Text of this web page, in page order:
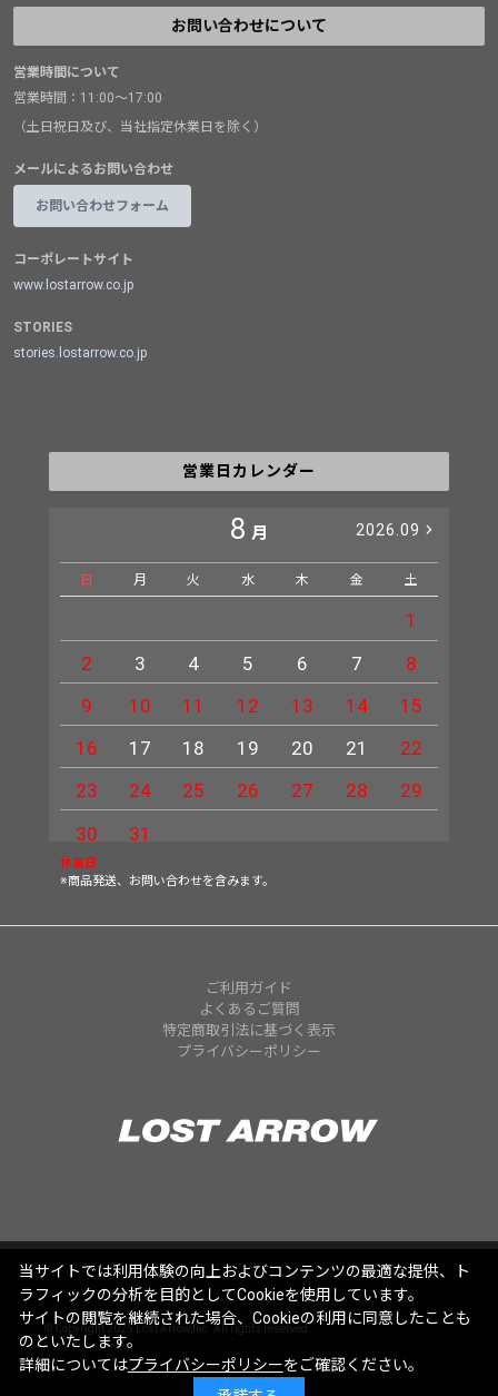
お問い合わせについて
営業時間について
営業時間：11:00～17:00
（土日祝日及び、当社指定休業日を除く）
メールによるお問い合わせ
お問い合わせフォーム
コーポレートサイト
www.lostarrow.co.jp
STORIES
stories.lostarrow.co.jp
営業日カレンダー
8 月 2026.09
日 月 火 水 木 金 土
1
2
3 4 5 6 7
8
9
10 11 12 13 14
15
16
17 18 19 20 21
22
23
24 25 26 27 28
29
30
31
休業日
※商品発送、お問い合わせを含みます。
ご利用ガイド
よくあるご質問
特定商取引法に基づく表示
プライバシーポリシー
© Copyright 2025 Lost Arrow,Inc. All rights reserved.
当サイトでは利用体験の向上およびコンテンツの最適な提供、ト
ラフィックの分析を目的としてCookieを使用しています。
サイトの閲覧を継続された場合、Cookieの利用に同意したことも
のといたします。
詳細についてはプライバシーポリシーをご確認ください。